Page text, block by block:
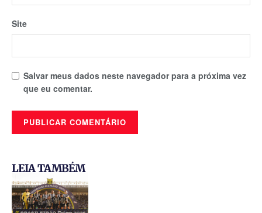
Site
Salvar meus dados neste navegador para a próxima vez
que eu comentar.
LEIA TAMBÉM